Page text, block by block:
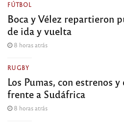
FÚTBOL
Boca y Vélez repartieron
de ida y vuelta
8 horas atrás
RUGBY
Los Pumas, con estrenos
frente a Sudáfrica
8 horas atrás